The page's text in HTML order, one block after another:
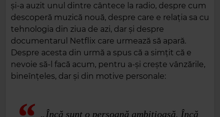
și-a auzit unul dintre cântece la radio, despre cum
descoperă muzică nouă, despre care e relația sa cu
tehnologia din ziua de azi, dar și despre
documentarul Netflix care urmează să apară.
Despre acesta din urmă a spus că a simțit că e
nevoie să-l facă acum, pentru a-și crește vânzările,
bineînțeles, dar și din motive personale:
„Încă sunt o persoană ambițioasă. Încă